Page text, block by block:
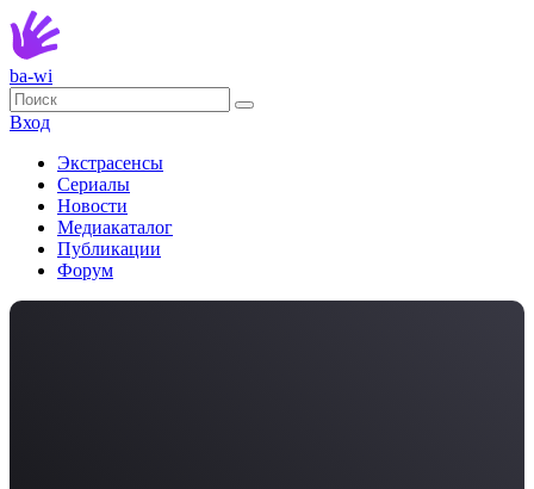
ba-wi
Вход
Экстрасенсы
Сериалы
Новости
Медиакаталог
Публикации
Форум